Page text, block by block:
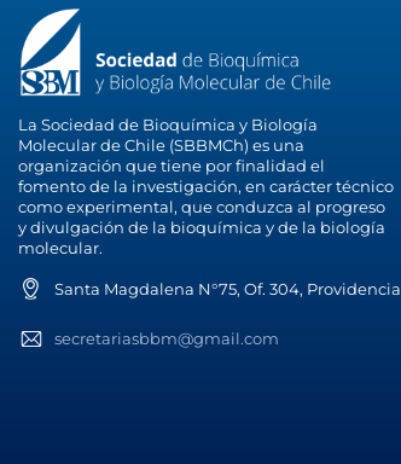
La Sociedad de Bioquímica y Biología
Molecular de Chile (SBBMCh) es una
organización que tiene por finalidad el
fomento de la investigación, en carácter técnico
como experimental, que conduzca al progreso
y divulgación de la bioquímica y de la biología
molecular.
Santa Magdalena N°75, Of. 304, Providencia
secretariasbbm@gmail.com